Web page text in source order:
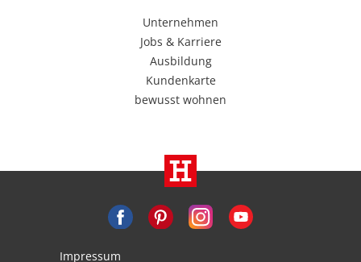
Unternehmen
Jobs & Karriere
Ausbildung
Kundenkarte
bewusst wohnen
Impressum